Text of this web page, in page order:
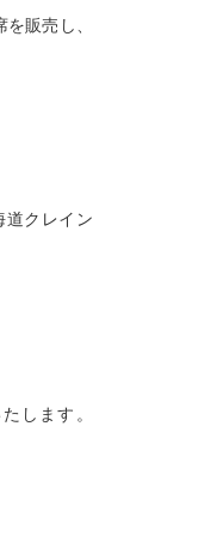
販売し、
道クレイン
します。